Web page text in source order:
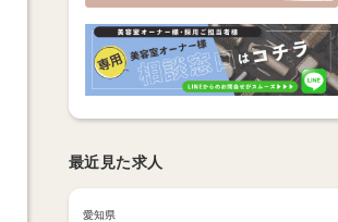
最近見た求人
愛知県